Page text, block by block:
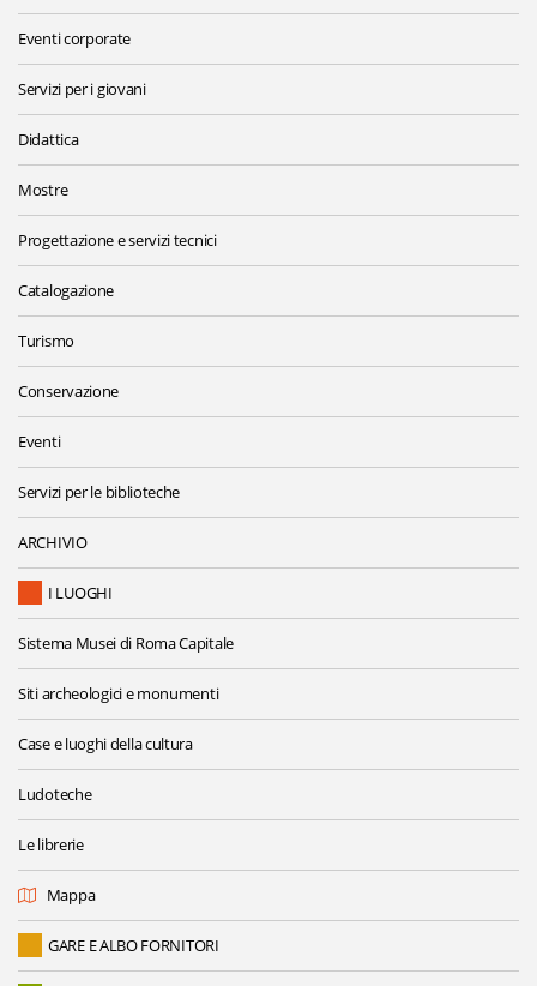
Eventi corporate
Servizi per i giovani
Didattica
Mostre
Progettazione e servizi tecnici
Catalogazione
Turismo
Conservazione
Eventi
Servizi per le biblioteche
ARCHIVIO
I LUOGHI
Sistema Musei di Roma Capitale
Siti archeologici e monumenti
Case e luoghi della cultura
Ludoteche
Le librerie
Mappa
GARE E ALBO FORNITORI